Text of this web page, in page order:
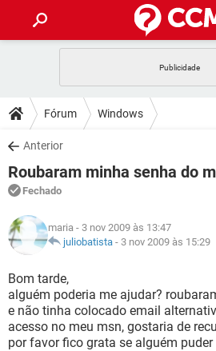
CELULAR
OUTLOOK
INSTAGRAM
GUIA DE COMPRAS
DICAS
JOGOS
OUTLOOK
INSTAGRAM
GUIA DE COMPRAS
DOWNLOADS
JOGOS
CELULAR
OUTLOOK
INSTAGRAM
GUIA DE COMPRAS
FÓRUM
JOGOS
CELULAR
INSTAGRAM
GUIA DE COMPRAS
GLOSSÁRIO
JOGOS
CELULAR
OUTLOOK
INSTAGRAM
Fórum Windows
Anterior
Roubaram minha senha do
Fechado
maria - 3 nov 2009 às 13:47
juliobatista - 3 nov 2009 às 15:29
Bom tarde,
alguém poderia me ajudar?
e não tinha colocado email
acesso no meu msn, gostaria de
por favor fico grata se alguém puder